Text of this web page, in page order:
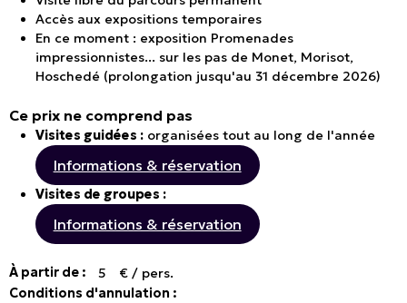
Accès aux expositions temporaires
En ce moment : exposition Promenades
impressionnistes... sur les pas de Monet, Morisot,
Hoschedé (prolongation jusqu'au 31 décembre 2026)
Ce prix ne comprend pas
Visites guidées :organisées tout au long de l'année
Informations & réservation
Visites de groupes :
Informations & réservation
À partir de : 5
€ / pers.
Conditions d'annulation :